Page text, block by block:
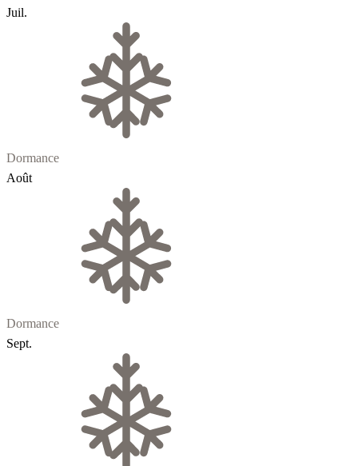
Juil.
Dormance
Août
Dormance
Sept.